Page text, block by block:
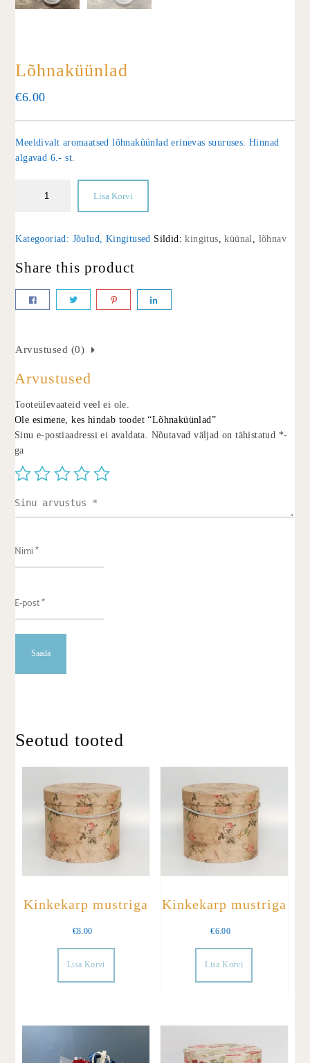
Lõhnaküünlad
€6.00
Meeldivalt aromaatsed lõhnaküünlad erinevas suuruses. Hinnad
algavad 6.- st.
Lisa Korvi
Kategooriad: Jõulud, Kingitused Sildid:kingitus,küünal, lõhnav
Share this product
Arvustused (0)
Arvustused
Tooteülevaateid veel ei ole.
Ole esimene, kes hindab toodet “Lõhnaküünlad”
Sinu e-postiaadressi ei avaldata. Nõutavad väljad on tähistatud *-
ga
Seotud tooted
Kinkekarp mustriga
€8.00
Lisa Korvi
Kinkekarp mustriga
€6.00
Lisa Korvi